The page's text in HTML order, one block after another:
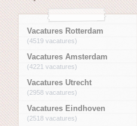
Vacatures Rotterdam
(4519 vacatures)
Vacatures Amsterdam
(4221 vacatures)
Vacatures Utrecht
(2958 vacatures)
Vacatures Eindhoven
(2518 vacatures)